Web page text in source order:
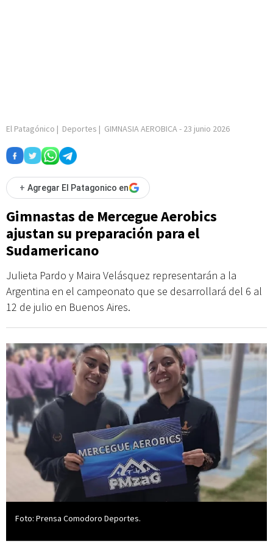
El Patagónico | Deportes | GIMNASIA AEROBICA- 23 junio 2026
+ Agregar El Patagonico en
Gimnastas de Mercegue Aerobics
ajustan su preparación para el
Sudamericano
Julieta Pardo y Maira Velásquez representarán a la
Argentina en el campeonato que se desarrollará del 6 al
12 de julio en Buenos Aires.
Foto: Prensa Comodoro Deportes.